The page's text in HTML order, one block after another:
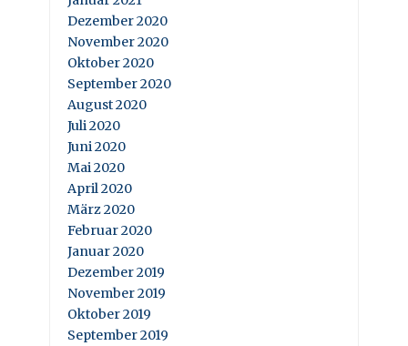
Dezember 2020
November 2020
Oktober 2020
September 2020
August 2020
Juli 2020
Juni 2020
Mai 2020
April 2020
März 2020
Februar 2020
Januar 2020
Dezember 2019
November 2019
Oktober 2019
September 2019